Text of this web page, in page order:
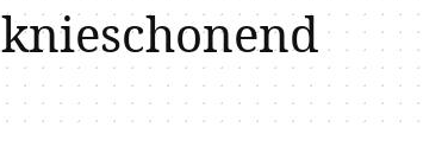
knieschonend